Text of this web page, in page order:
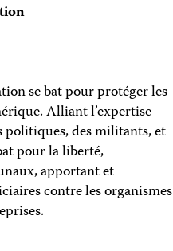
se bat pour protéger les
Alliant l’expertise
politiques, des militants, et
pour la liberté,
apportant et
contre les organismes